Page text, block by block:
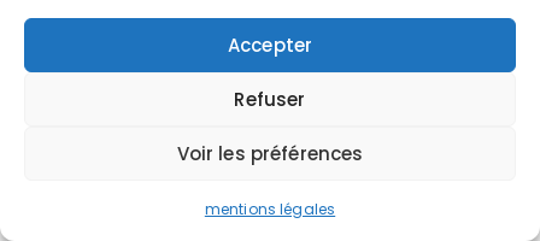
Accepter
Refuser
Voir les préférences
mentions légales
imposées par l’Europe.
Retrouvez aussi nos articles sur le
blog de Valoxy :
Et si on allait travailler en vélo ?